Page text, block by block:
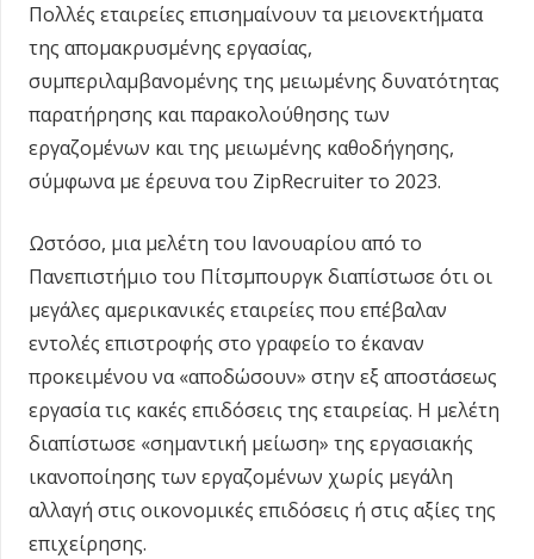
Πολλές εταιρείες επισημαίνουν τα μειονεκτήματα
της απομακρυσμένης εργασίας,
συμπεριλαμβανομένης της μειωμένης δυνατότητας
παρατήρησης και παρακολούθησης των
εργαζομένων και της μειωμένης καθοδήγησης,
σύμφωνα με έρευνα του ZipRecruiter το 2023.
Ωστόσο, μια μελέτη του Ιανουαρίου από το
Πανεπιστήμιο του Πίτσμπουργκ διαπίστωσε ότι οι
μεγάλες αμερικανικές εταιρείες που επέβαλαν
εντολές επιστροφής στο γραφείο το έκαναν
προκειμένου να «αποδώσουν» στην εξ αποστάσεως
εργασία τις κακές επιδόσεις της εταιρείας. Η μελέτη
διαπίστωσε «σημαντική μείωση» της εργασιακής
ικανοποίησης των εργαζομένων χωρίς μεγάλη
αλλαγή στις οικονομικές επιδόσεις ή στις αξίες της
επιχείρησης.